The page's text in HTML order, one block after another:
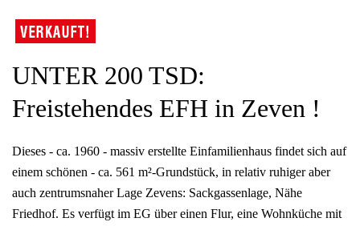
UNTER 200 TSD:
Freistehendes EFH in Zeven !
Dieses - ca. 1960 - massiv erstellte Einfamilienhaus findet sich auf
einem schönen - ca. 561 m²-Grundstück, in relativ ruhiger aber
auch zentrumsnaher Lage Zevens: Sackgassenlage, Nähe
Friedhof. Es verfügt im EG über einen Flur, eine Wohnküche mit